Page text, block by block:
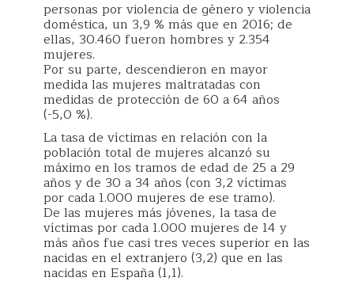
personas por violencia de género y violencia
doméstica, un 3,9 % más que en 2016; de
ellas, 30.460 fueron hombres y 2.354
mujeres.
Por su parte, descendieron en mayor
medida las mujeres maltratadas con
medidas de protección de 60 a 64 años
(-5,0 %).
La tasa de víctimas en relación con la
población total de mujeres alcanzó su
máximo en los tramos de edad de 25 a 29
años y de 30 a 34 años (con 3,2 víctimas
por cada 1.000 mujeres de ese tramo).
De las mujeres más jóvenes, la tasa de
víctimas por cada 1.000 mujeres de 14 y
más años fue casi tres veces superior en las
nacidas en el extranjero (3,2) que en las
nacidas en España (1,1).